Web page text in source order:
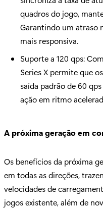
quadros do jogo,
Garantindo um atraso
mais responsiva.
Suporte a 120 qps:
Series X permite que
saída padrão de 60
ação em ritmo
A próxima geração em
Os benefícios da próxima
em todas as direções,
velocidades de
jogos existente, além de